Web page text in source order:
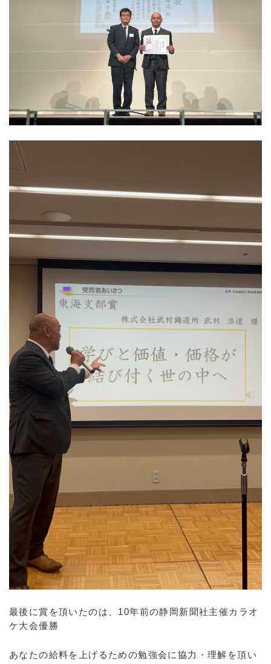
最後に賞を頂いたのは、10年前の静岡新聞社主催カラオ
ケ大会優勝
あなたの給料を上げるための勉強会に協力・理解を頂い